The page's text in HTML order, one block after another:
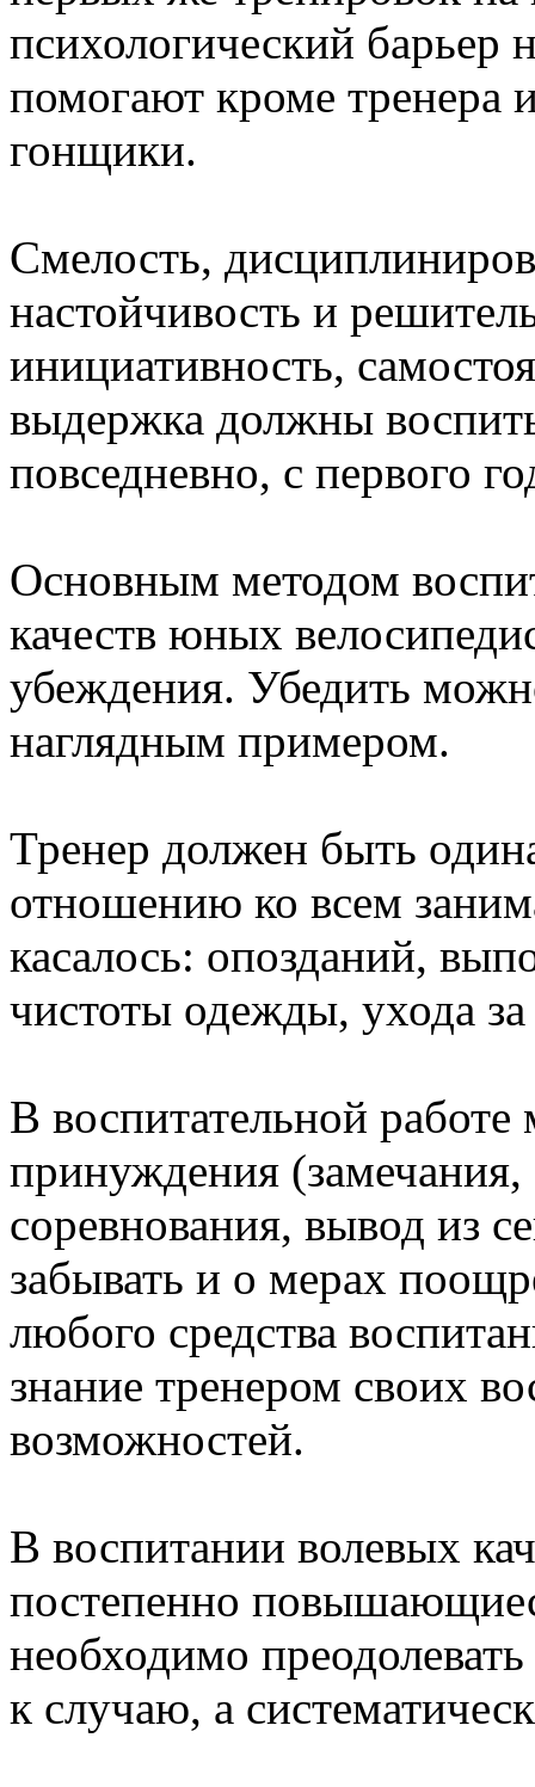
психологический
помогают кроме тренера
гонщики.
Смелость,
настойчивость и
инициативность,
выдержка должны
повседневно, с первого
Основным методом
качеств юных
убеждения. Убедить
наглядным примером.
Тренер должен быть
отношению ко всем
касалось: опозданий,
чистоты одежды, ухода
В воспитательной
принуждения (замечания,
соревнования, вывод из
забывать и о мерах
любого средства
знание тренером своих
возможностей.
В воспитании волевых
постепенно
необходимо
к случаю, а